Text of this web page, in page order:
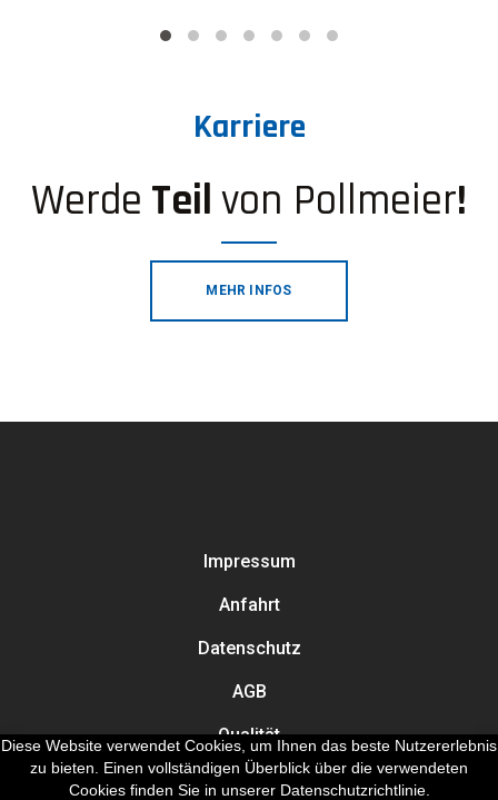
Karriere
Werde Teil von Pollmeier!
MEHR INFOS
Impressum
Anfahrt
Datenschutz
AGB
Qualität
Diese Website verwendet Cookies, um Ihnen das beste Nutzererlebnis
zu bieten. Einen vollständigen Überblick über die verwendeten
Cookies finden Sie in unserer Datenschutzrichtlinie.